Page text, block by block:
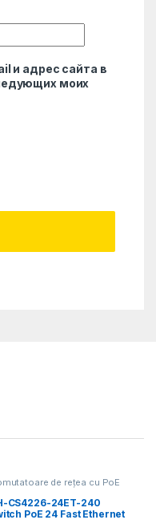
и адрес сайта в
моих
de rețea cu PoE
CS4226-24ET-240
PoE 24 Fast Ethernet